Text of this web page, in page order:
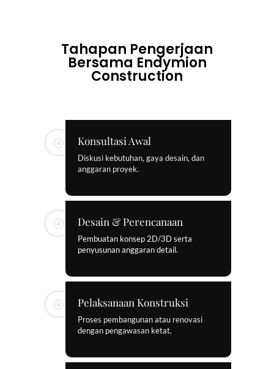
Tahapan Pengerjaan
Bersama Endymion
Construction
Konsultasi Awal
Diskusi kebutuhan, gaya desain, dan
anggaran proyek.
Desain & Perencanaan
Pembuatan konsep 2D/3D serta
penyusunan anggaran detail.
Pelaksanaan Konstruksi
Proses pembangunan atau renovasi
dengan pengawasan ketat.